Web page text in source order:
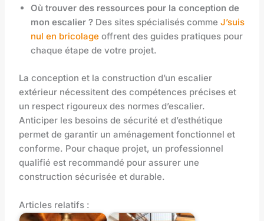
Où trouver des ressources pour la conception de
mon escalier ? Des sites spécialisés commeJ’suis
nul en bricolage offrent des guides pratiques pour
chaque étape de votre projet.
La conception et la construction d’un escalier
extérieur nécessitent des compétences précises et
un respect rigoureux des normes d’escalier.
Anticiper les besoins de sécurité et d’esthétique
permet de garantir un aménagement fonctionnel et
conforme. Pour chaque projet, un professionnel
qualifié est recommandé pour assurer une
construction sécurisée et durable.
Articles relatifs :